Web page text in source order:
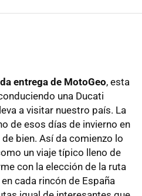
entrega de MotoGeo, esta
una Ducati
a visitar nuestro país. La
de esos días de invierno en
bien. Así da comienzo lo
un viaje típico lleno de
con la elección de la ruta
cada rincón de España